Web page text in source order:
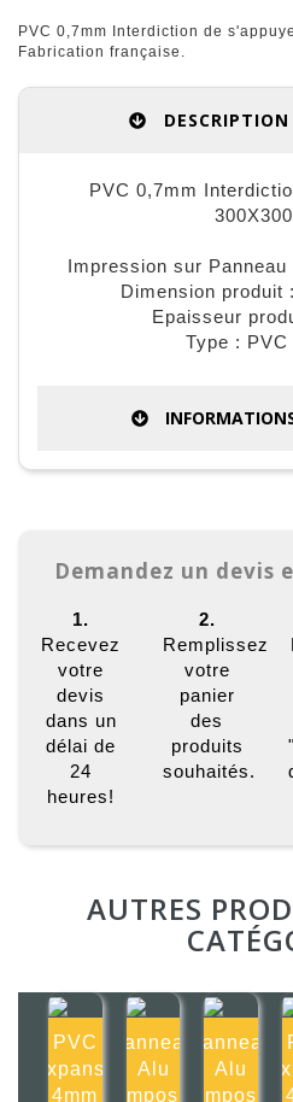
PVC 0,7mm Interdiction de
Fabrication française.
PVC 0,7mm
Impression sur
Dimension produit
Epaisseur
Type : PVC
Demandez un devis
1.
Recevez
votre
devis
dans un
délai de
24
heures!
2.
Remplissez
votre
panier
des
produits
souhaités.
AUTRES
PVC
Expansé
4mm
Panneau
Alu
composite
Panneau
Alu
composite